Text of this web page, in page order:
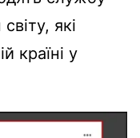
які
країні у